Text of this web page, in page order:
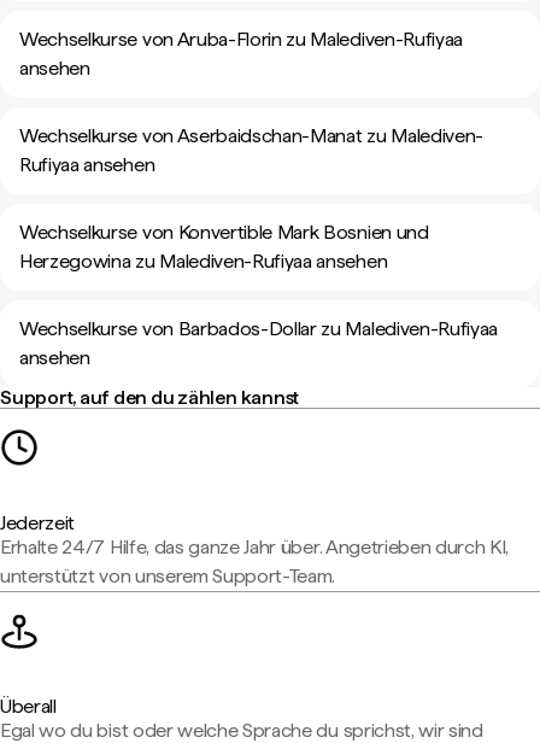
Wechselkurse von Aruba-Florin zu Malediven-Rufiyaa
ansehen
Wechselkurse von Aserbaidschan-Manat zu Malediven-
Rufiyaa ansehen
Wechselkurse von Konvertible Mark Bosnien und
Herzegowina zu Malediven-Rufiyaa ansehen
Wechselkurse von Barbados-Dollar zu Malediven-Rufiyaa
ansehen
Support, auf den du zählen kannst
Jederzeit
Erhalte 24/7 Hilfe, das ganze Jahr über. Angetrieben durch KI,
unterstützt von unserem Support-Team.
Überall
Egal wo du bist oder welche Sprache du sprichst, wir sind